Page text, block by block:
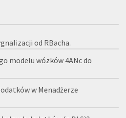
od RBacha.
modelu wózków 4ANc do
w Menadżerze